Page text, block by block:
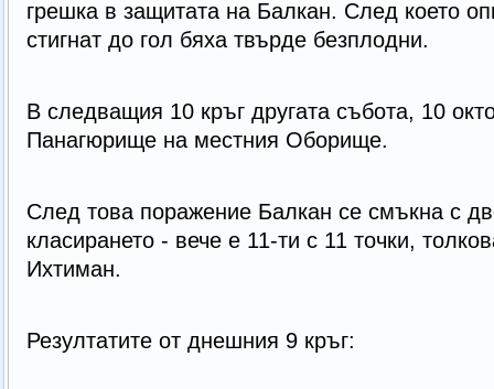
грешка в защитата на Балкан. След което
стигнат до гол бяха твърде безплодни.
В следващия 10 кръг другата събота, 10
Панагюрище на местния Оборище.
След това поражение Балкан се смъкна с
класирането - вече е 11-ти с 11 точки,
Ихтиман.
Резултатите от днешния 9 кръг: